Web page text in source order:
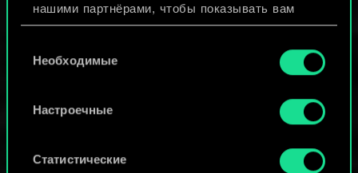
нашими партнёрами, чтобы показывать вам
— например, в социальных сетях. Однако все
опциональные файлы cookie требуют вашего
Найти подробную информацию о том, как мы
согласия
Необходимые
Настроечные
Статистические